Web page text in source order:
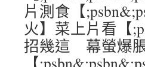
片測食【
火】菜上片看【
招幾這 幕螢爆
【